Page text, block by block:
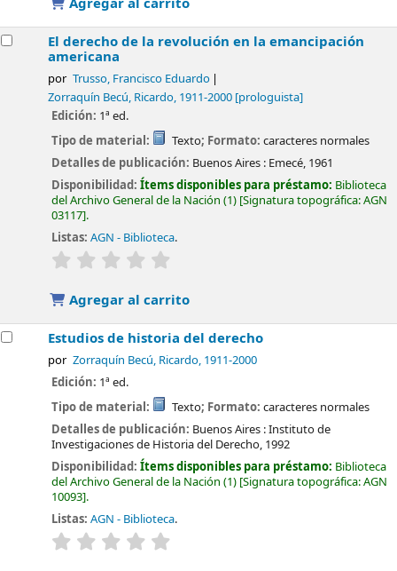
El derecho de la revolución en la emancipación
americana
por Trusso, Francisco Eduardo
Zorraquín Becú, Ricardo, 1911-2000 [prologuista]
Edición: 1ª ed.
Tipo de material:
Texto; Formato: caracteres normales
Detalles de publicación: Buenos Aires : Emecé, 1961
Disponibilidad:Ítems disponibles para préstamo: Biblioteca
del Archivo General de la Nación (1) Signatura topográfica:AGN
03117 .
Listas: AGN - Biblioteca.
valoración
Agregar al carrito
Estudios de historia del derecho
por Zorraquín Becú, Ricardo, 1911-2000
Edición: 1ª ed.
Tipo de material:
Texto; Formato: caracteres normales
Detalles de publicación: Buenos Aires :Instituto de
Investigaciones de Historia del Derecho, 1992
Disponibilidad:Ítems disponibles para préstamo: Biblioteca
del Archivo General de la Nación (1) Signatura topográfica:AGN
10093 .
Listas: AGN - Biblioteca.
valoración